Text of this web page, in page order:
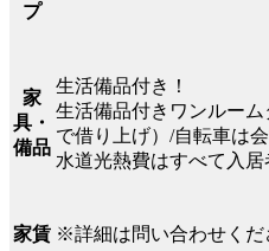
プ
家
具・
備品
生活備品付き！
生活備品付きワンルー
で借り上げ）/自転車は
水道光熱費はすべて入居
家賃 ※詳細は問い合わせくだ